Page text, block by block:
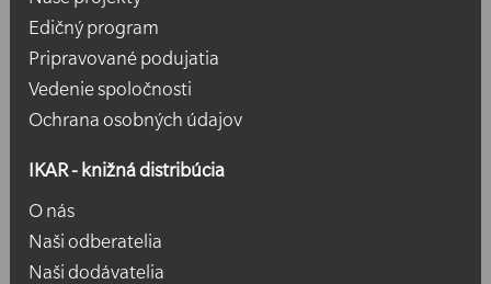
Edičný program
Pripravované podujatia
Vedenie spoločnosti
Ochrana osobných údajov
IKAR - knižná distribúcia
O nás
Naši odberatelia
Naši dodávatelia